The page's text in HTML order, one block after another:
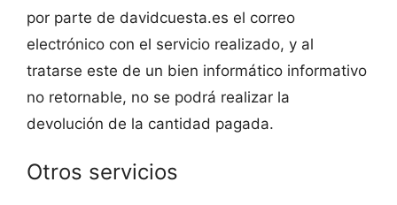
por parte de davidcuesta.es el correo
electrónico con el servicio realizado, y al
tratarse este de un bien informático informativo
no retornable, no se podrá realizar la
devolución de la cantidad pagada.
Otros servicios